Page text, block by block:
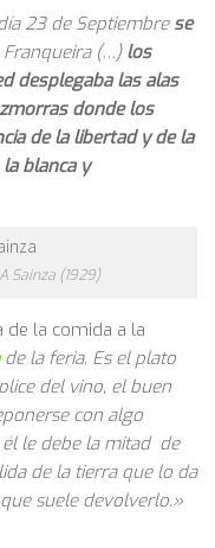
23 de Septiembre se
Franqueira (…) los
desplegaba las alas
donde los
de la libertad y de la
blanca y
Sainza (1929)
de la comida a la
de la feria. Es el plato
del vino, el buen
con algo
él le debe la mitad de
de la tierra que lo da
suele devolverlo.»